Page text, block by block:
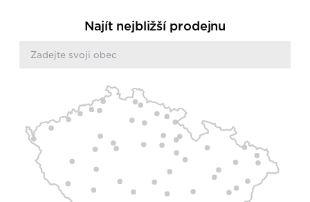
Najít nejbližší prodejnu